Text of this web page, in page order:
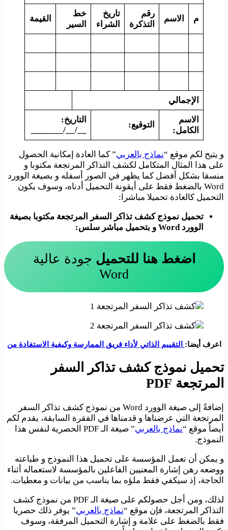
م الاسم
رقم
التذكرة
تاريخ
الشراء
خط
السير
القيمة
الإجمالي
الاسم
الكامل:
التوقيع:
التاريخ:
__/__/_______
و يتيح لكم موقع “نماذج بالعربي” كما العادة إمكانية الحصول
على هذا المثال المتكامل لكشف التذاكر المرتجعة مكتوبا و
منسقا بشكل أفضل كما يظهر في الصور أسفله و بصيغة الوورد
Word بالضغط فقط على أيقونة التحميل أدناه، وسوف يكون
التحميل كالعادة تحميلا مباشرا:
تحميل نموذج كشف تذاكر السفر المرتجعة مكتوبا بصيغة
الوورد Word و بتحميل مباشر سلس:
اضغط هنا للتحميل جودة عالية
Word
اعرف أيضا: التقييم الذاتي لأداء فريق الممارسة وكيفية الاستفادة من
تحميل نموذج كشف تذاكر السفر
المرتجعة PDF
إضافةً إلى صيغة الوورد Word من نموذج كشف تذاكر السفر
المرتجعة التي عرضناها و قدمناها في الفقرة السابقة، يقدم لكم
أيضاً موقع “نماذج بالعربي
” صيغة الـ PDF الحصرية لنفس هذا
النموذج.
و يمكن أن تعمل المؤسسة على تحميل هذا النموذج و طباعته
ووضعه رهن إشارة المعنيين الفاعلين بالمؤسسة لاستعماله أثناء
الحاجة، إذ سيكفي فقط ملؤه بما يناسب من بيانات و معطيات.
لذلك، ومن أجل حصولكم على صيغة الـ PDF من نموذج كشف
التذاكر المرتجعة، فإن موقع “نماذج بالعربي” يوفر ذلك حصريا
فقط بالضغط على علامة و إشارة التحميل المرفقة، وسوف